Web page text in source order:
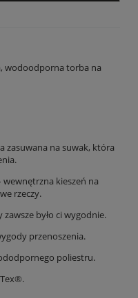
płatności
wodoodporna torba na
zasuwana na suwak, która
wewnętrzna kieszeń na
rzeczy.
zawsze było ci wygodnie.
przenoszenia.
poliestru.